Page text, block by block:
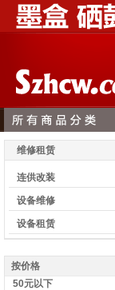
维修租赁
连供改装
设备维修
设备租赁
按价格
50元以下